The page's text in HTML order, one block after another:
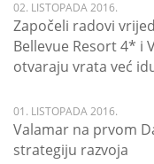
02. LISTOPADA 2016.
Započeli radovi
Bellevue Resort 4* i
otvaraju vrata već
01. LISTOPADA 2016.
Valamar na prvom
strategiju razvoja